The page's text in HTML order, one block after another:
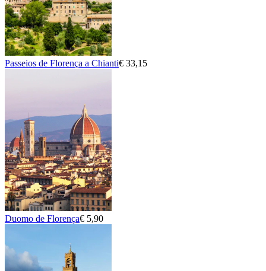
Passeios de Florença a Chianti€ 33,15
Duomo de Florença€ 5,90